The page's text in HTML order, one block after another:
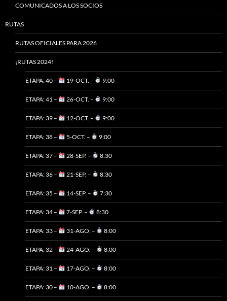
COMUNICADOS A LOS SOCIOS
RUTAS
RUTAS OFICIALES PARA 2026
¡RUTAS 2024!
ETAPA: 40 – 19-OCT. – 9:00
ETAPA: 41 – 26-OCT. – 9:00
ETAPA: 39 – 12-OCT. – 9:00
ETAPA: 38 – 5-OCT. – 9:00
ETAPA: 37 – 28-SEP. – 8:30
ETAPA: 36 – 21-SEP. – 8:30
ETAPA: 35 – 14-SEP. – 7:30
ETAPA: 34 – 7-SEP. – 8:30
ETAPA: 33 – 31-AGO. – 8:00
ETAPA: 32 – 24-AGO. – 8:00
ETAPA: 31 – 17-AGO. – 8:00
ETAPA: 30 – 10-AGO. – 8:00